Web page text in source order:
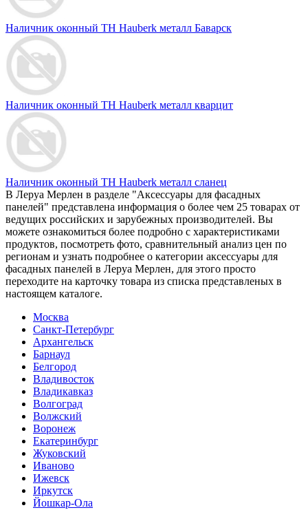
Наличник оконный ТН Hauberk металл Баварск
Наличник оконный ТН Hauberk металл кварцит
Наличник оконный ТН Hauberk металл сланец
В Леруа Мерлен в разделе "Аксессуары для фасадных
панелей" представлена информация о более чем 25 товарах от
ведущих российских и зарубежных производителей. Вы
можете ознакомиться более подробно c характеристиками
продуктов, посмотреть фото, сравнительный анализ цен по
регионам и узнать подробнее о категории аксессуары для
фасадных панелей в Леруа Мерлен, для этого просто
переходите на карточку товара из списка представленых в
настоящем каталоге.
Москва
Санкт-Петербург
Архангельск
Барнаул
Белгород
Владивосток
Владикавказ
Волгоград
Волжский
Воронеж
Екатеринбург
Жуковский
Иваново
Ижевск
Иркутск
Йошкар-Ола